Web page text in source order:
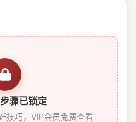
骤已锁定
技巧，VIP会员免费查看